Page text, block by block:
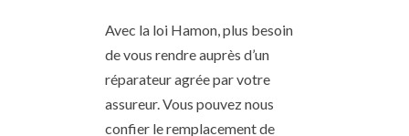
Avec la loi Hamon, plus besoin
de vous rendre auprès d’un
réparateur agrée par votre
assureur. Vous pouvez nous
confier le remplacement de